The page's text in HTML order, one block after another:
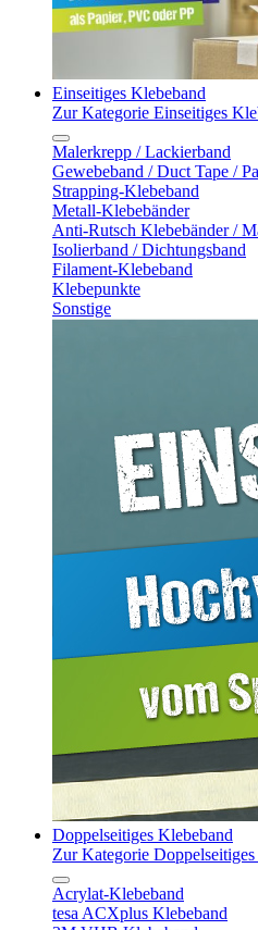
Einseitiges Klebeband
Zur Kategorie Einseitiges
Malerkrepp / Lackierband
Gewebeband / Duct Tape /
Strapping-Klebeband
Metall-Klebebänder
Anti-Rutsch Klebebänder /
Isolierband / Dichtungsband
Filament-Klebeband
Klebepunkte
Sonstige
Doppelseitiges Klebeband
Zur Kategorie
Acrylat-Klebeband
tesa ACXplus Klebeband